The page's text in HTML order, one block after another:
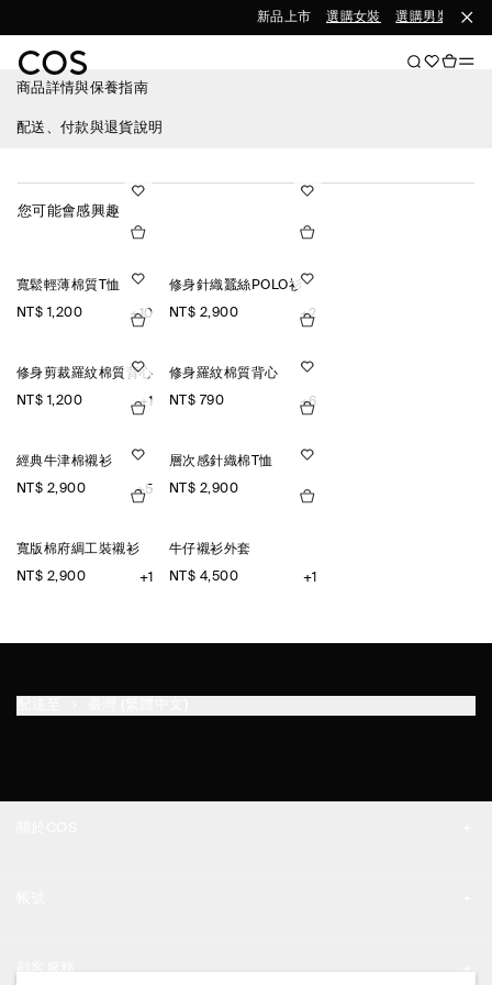
新品上市 選購女裝 選購男裝
商品詳情與保養指南
配送、付款與退貨說明
您可能會感興趣
寬鬆輕薄棉質T恤
NT$ 1,200 +10
修身針織蠶絲POLO衫
NT$ 2,900 +2
修身剪裁羅紋棉質背心
NT$ 1,200 +1
修身羅紋棉質背心
NT$ 790 +6
經典牛津棉襯衫
NT$ 2,900 +5
層次感針織棉T恤
NT$ 2,900
寬版棉府綢工裝襯衫
NT$ 2,900 +1
牛仔襯衫外套
NT$ 4,500 +1